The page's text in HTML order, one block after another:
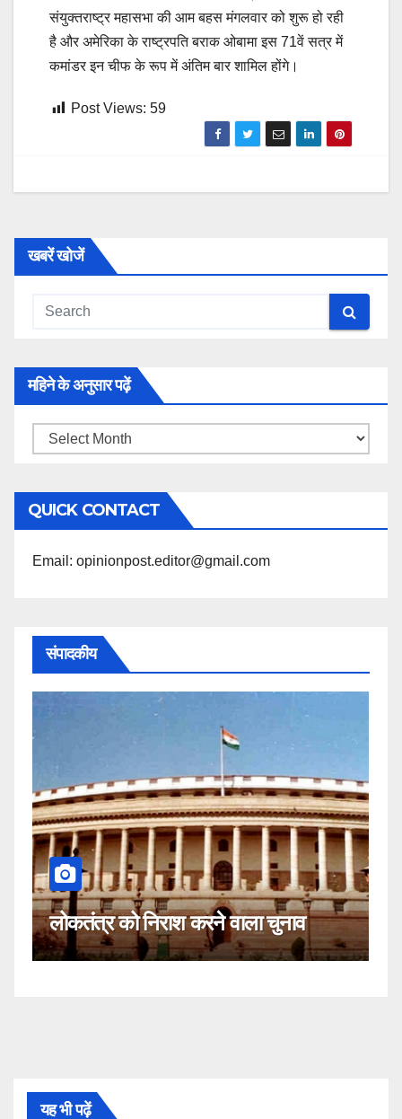
संयुक्तराष्ट्र महासभा की आम बहस मंगलवार को शुरू हो रही
है और अमेरिका के राष्ट्रपति बराक ओबामा इस 71वें सत्र में
कमांडर इन चीफ के रूप में अंतिम बार शामिल होंगे।
Post Views: 59
खबरें खोजें
महिने के अनुसार पढ़ें
महिने
अनुसार
पढ़ें
QUICK CONTACT
Email: opinionpost.editor@gmail.com
संपादकीय
कहीं यह सीजेआई के खिलाफ साजिश तो
नहीं!
यह भी पढ़ें